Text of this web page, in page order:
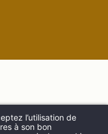
l’utilisation de
à son bon